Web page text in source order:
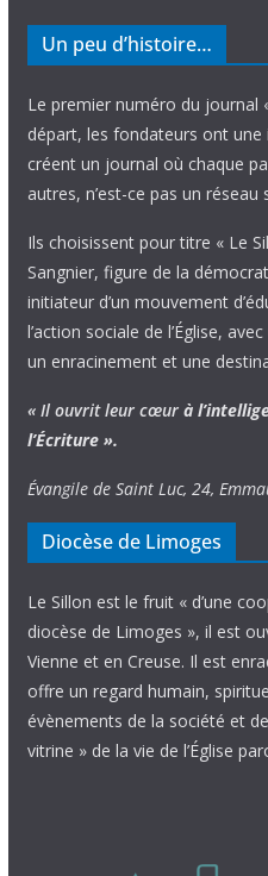
Un peu d’histoire…
Le premier numéro du journal
départ, les fondateurs ont
créent un journal où chaque
autres, n’est-ce pas un réseau
Ils choisissent pour titre « Le
Sangnier, figure de la
initiateur d’un mouvement
l’action sociale de l’Église,
un enracinement et une
« Il ouvrit leur cœur à
l’Écriture ».
Évangile de Saint Luc, 24,
Diocèse de Limoges
Le Sillon est le fruit « d’une
diocèse de Limoges », il est
Vienne et en Creuse. Il est
offre un regard humain,
évènements de la société et
vitrine » de la vie de l’Église